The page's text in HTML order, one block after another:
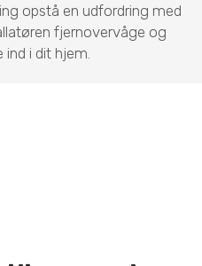
opstå en udfordring med
fjernovervåge og
i dit hjem.